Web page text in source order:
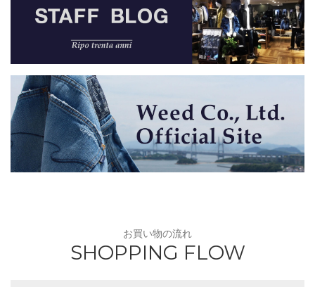
お買い物の流れ
SHOPPING FLOW